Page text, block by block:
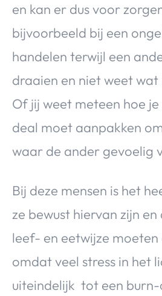
en kan er dus voor
bijvoorbeeld bij een
handelen terwijl een
draaien en niet weet
Of jij weet meteen hoe je
deal moet aanpakken
waar de ander gevoelig
Bij deze mensen is het
ze bewust hiervan zijn en
leef- en eetwijze moeten
omdat veel stress in het
uiteindelijk tot een burn-